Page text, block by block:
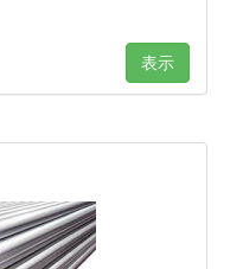
表示